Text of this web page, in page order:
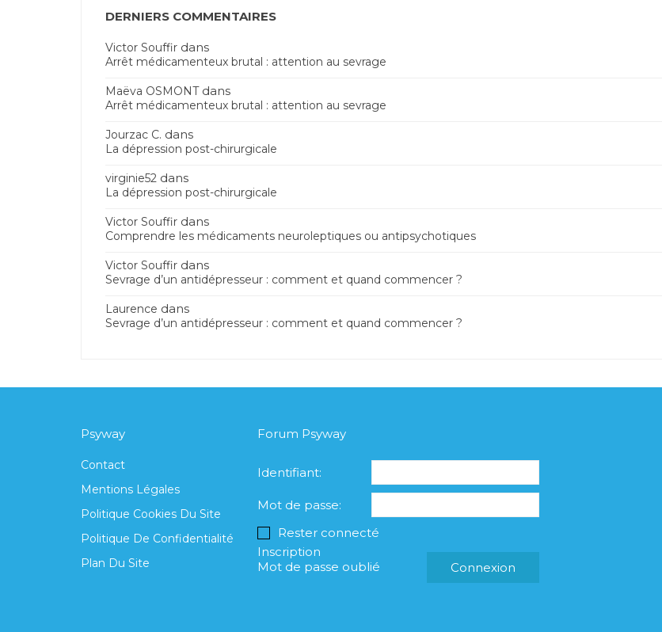
DERNIERS COMMENTAIRES
Victor Souffir dans
Arrêt médicamenteux brutal : attention au sevrage
Maëva OSMONTdans
Arrêt médicamenteux brutal : attention au sevrage
Jourzac C. dans
La dépression post-chirurgicale
virginie52 dans
La dépression post-chirurgicale
Victor Souffir dans
Comprendre les médicaments neuroleptiques ou antipsychotiques
Victor Souffir dans
Sevrage d’un antidépresseur : comment et quand commencer ?
Laurence dans
Sevrage d’un antidépresseur : comment et quand commencer ?
Psyway
Contact
Mentions Légales
Politique Cookies Du Site
Politique De Confidentialité
Plan Du Site
Forum Psyway
Identifiant:
Mot de passe:
Rester connecté
Connexion
Inscription
Mot de passe oublié